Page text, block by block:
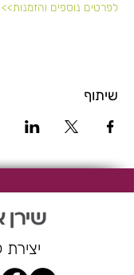
לפרטים נוספים והזמנות>>
שיתוף